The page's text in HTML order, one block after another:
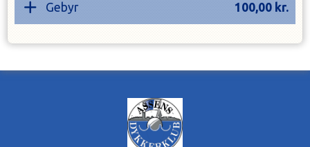
Gebyr 100,00 kr.